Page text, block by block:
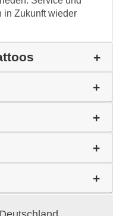
in Zukunft wieder